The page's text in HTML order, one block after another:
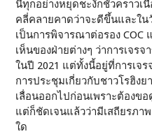
นี้ทุกอย่างหยุดชะงักชั่วคราวเ
คลี่คลายคาดว่าจะดีขึ้นและใน
เป็นการพิจารณาต่อรอง
เห็นของฝ่ายต่างๆ ว่าการเจร
ในปี 2021 แต่ทั้งนี้อยู่ที่การเจ
การประชุมเกี่ยวกับชาวโรฮิง
เลื่อนออกไปก่อนเพราะต้องข
แต่ก็ชัดเจนแล้วว่ามีเสถียรภา
ใด